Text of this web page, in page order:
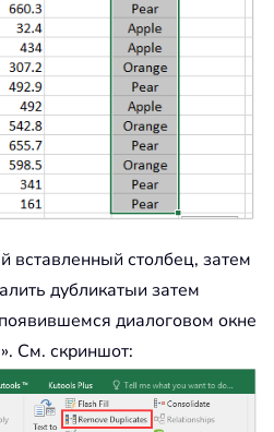
вставленный столбец, затем
дубликатыи затем
диалоговом окне
См. скриншот: